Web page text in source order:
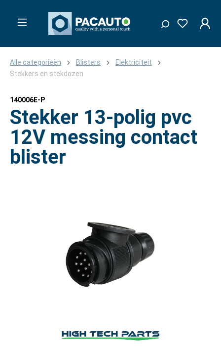
Alle categorieën Blisters
Elektriciteit
Stekkers en stekdozen
140006E-P
Stekker 13-polig pvc
12V messing contact
blister